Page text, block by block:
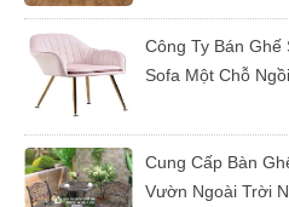
cafe, cửa
hàng tại
Tp.HCM
Ghế chân
Công Ty Bán Ghế
Sofa Một Chỗ
Cung Cấp Bàn
Vườn Ngoài Trời